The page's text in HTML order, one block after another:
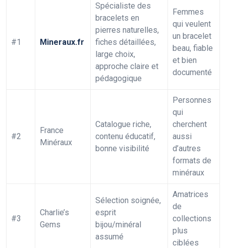
#1 Mineraux.fr
Spécialiste des
bracelets en
pierres naturelles,
fiches détaillées,
large choix,
approche claire et
pédagogique
Femmes
qui veulent
un bracelet
beau, fiable
et bien
documenté
#2
France
Minéraux
Catalogue riche,
contenu éducatif,
bonne visibilité
Personnes
qui
cherchent
aussi
d’autres
formats de
minéraux
#3
Charlie’s
Gems
Sélection soignée,
esprit
bijou/minéral
assumé
Amatrices
de
collections
plus
ciblées